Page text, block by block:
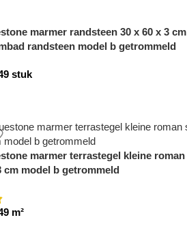
marmer randsteen 30 x 60 x 3 cm
randsteen model b getrommeld
stuk
marmer terrastegel kleine roman
cm model b getrommeld
m²